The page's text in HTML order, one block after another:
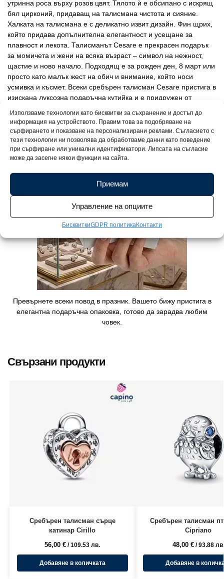
Използваме технологии като бисквитки за съхранение и достъп до
информация на устройството. Правим това за подобряване на
сърфирането и показване на персонализирани реклами. Съгласието с
тези технологии ни позволява да обработваме данни като поведение
при сърфиране или уникални идентификатори. Липсата на съгласие
може да засегне някои функции на сайта.
Приемам
Управление на опциите
БисквиткиGDPR политикаКонтакти
утринна роса върху розов цвят. Тялото ѝ е обсипано с искрящ
бял цирконий, придаващ на талисмана чистота и сияние.
Халката на талисмана е с деликатно извит дизайн. Фин щрих,
който придава допълнителна елегантност и усещане за
плавност и лекота. Талисманът Cesare е прекрасен подарък
за момичета и жени на всяка възраст – символ на нежност,
щастие и ново начало. Подходящ е за рожден ден, 8 март или
просто като малък жест на обич и внимание, който носи
усмивка и късмет. Всеки сребърен талисман Cesare пристига в
изискана луксозна подаръчна кутийка и е придружен от
автентичността на среброто с проба 925.
Превърнете всеки повод в празник. Вашето бижу пристига в
елегантна подаръчна опаковка, готово да зарадва любим
човек.
Свързани продукти
Сребърен талисман сърце
катинар Cirillo
56,00€ / 109.53 лв.
Добавяне в количката
Сребърен талисман
Cipriano
48,00 € / 93.88 лв.
Добавяне в